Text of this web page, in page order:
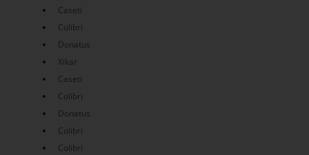
Caseti
Colibri
Donatus
Xikar
Caseti
Colibri
Donatus
Colibri
Colibri